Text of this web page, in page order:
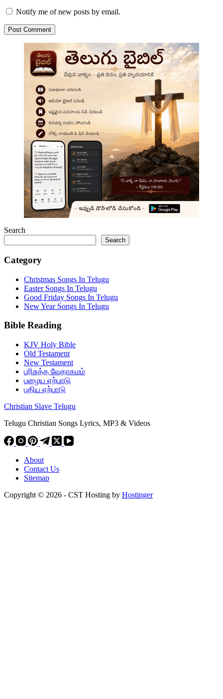
Notify me of new posts by email.
Post Comment
Search
Search
Category
Christmas Songs In Telugu
Easter Songs In Telugu
Good Friday Songs In Telugu
New Year Songs In Telugu
Bible Reading
KJV Holy Bible
Old Testament
New Testament
பரிசுத்த வேதாகமம்
பழைய ஏற்பாடு
புதிய ஏற்பாடு
Christian Slave Telugu
Telugu Christian Songs Lyrics, MP3 & Videos
About
Contact Us
Sitemap
Copyright © 2026 - CST Hosting by Hostinger